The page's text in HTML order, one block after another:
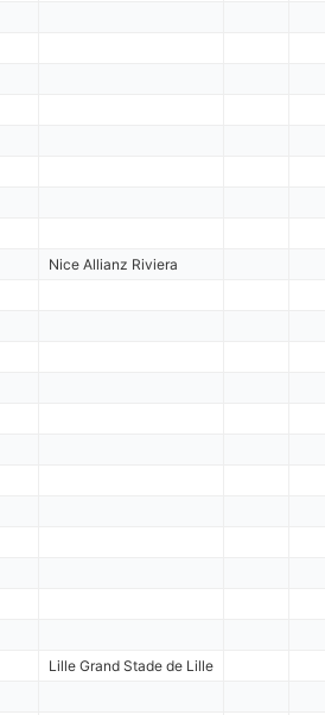
Nice Allianz Riviera
Lille Grand Stade de Lille